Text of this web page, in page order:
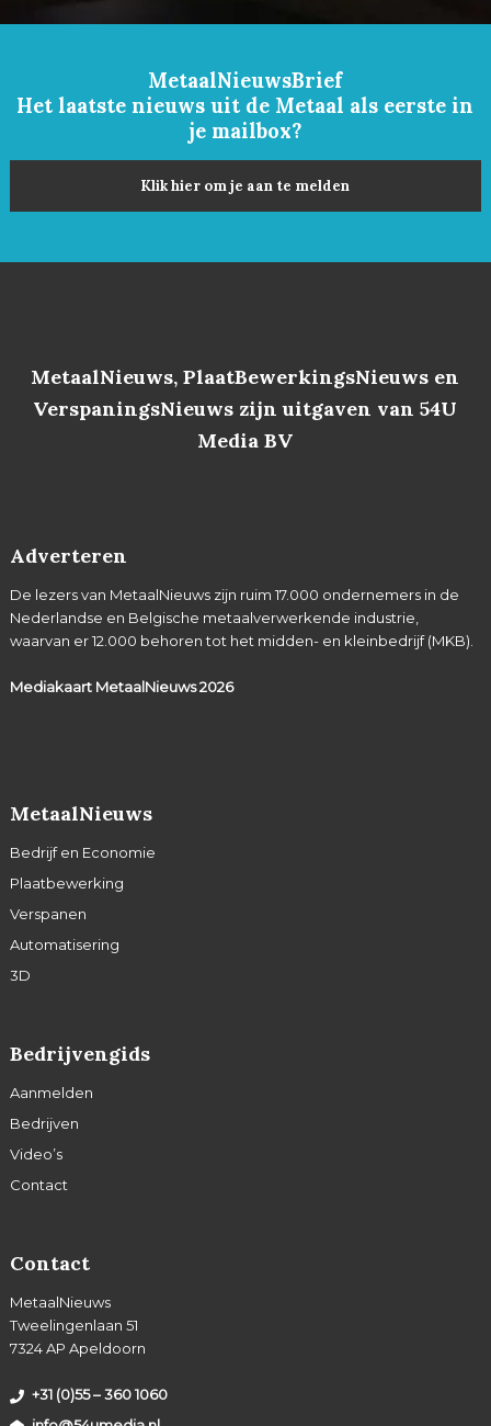
MetaalNieuwsBrief
Het laatste nieuws uit de Metaal als eerste in
je mailbox?
Klik hier om je aan te melden
MetaalNieuws, PlaatBewerkingsNieuws en
VerspaningsNieuws zijn uitgaven van 54U
Media BV
Adverteren
De lezers van MetaalNieuws zijn ruim 17.000 ondernemers in de
Nederlandse en Belgische metaalverwerkende industrie,
waarvan er 12.000 behoren tot het midden- en kleinbedrijf (MKB).
Mediakaart MetaalNieuws2026
MetaalNieuws
Bedrijf en Economie
Plaatbewerking
Verspanen
Automatisering
3D
Bedrijvengids
Aanmelden
Bedrijven
Video’s
Contact
Contact
MetaalNieuws
Tweelingenlaan 51
7324 AP Apeldoorn
+31 (0)55 – 360 1060